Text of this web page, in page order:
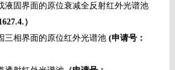
液固界面的原位衰减全反射红外光谱池
）
三相界面的原位红外光谱池(申请号：